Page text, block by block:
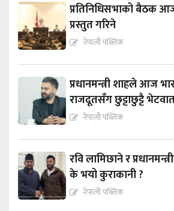
प्रतिनिधिसभाको बैठक
प्रस्तुत गरिने
नेपाली पब्लिक
प्रधानमन्त्री शाहले आज
राजदूतसँग छुट्टाछुट्टै
नेपाली पब्लिक
रवि लामिछाने र
के भयो कुराकानी ?
नेपाली पब्लिक